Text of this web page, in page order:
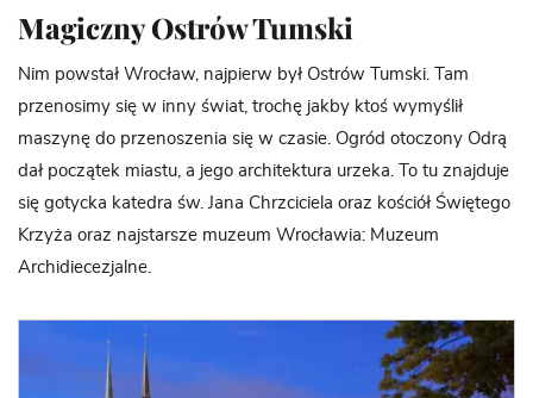
Magiczny Ostrów Tumski
Nim powstał Wrocław, najpierw był Ostrów Tumski. Tam
przenosimy się w inny świat, trochę jakby ktoś wymyślił
maszynę do przenoszenia się w czasie. Ogród otoczony Odrą
dał początek miastu, a jego architektura urzeka. To tu znajduje
się gotycka katedra św. Jana Chrzciciela oraz kościół Świętego
Krzyża oraz najstarsze muzeum Wrocławia: Muzeum
Archidiecezjalne.